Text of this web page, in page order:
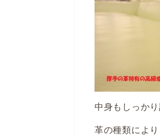
中身もしっか
革の種類によ